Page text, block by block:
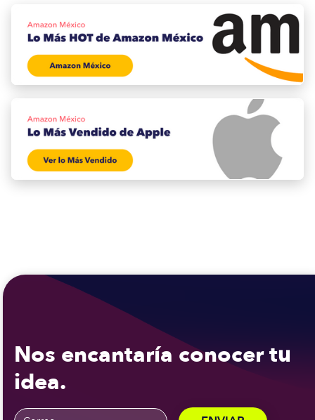
Nos encantaría conocer tu
idea.